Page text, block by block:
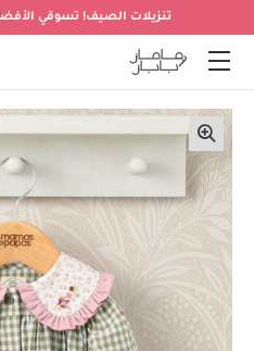
تنزيلات الصيف! تسوقي الأفضل